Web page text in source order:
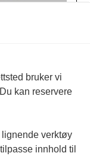
bruker vi
kan reservere
verktøy
innhold til